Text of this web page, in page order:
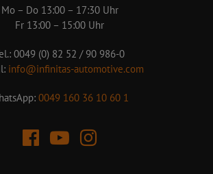
Mo – Do 13:00 – 17:30 Uhr
Fr 13:00 – 15:00 Uhr
0049 (0) 82 52 / 90 986-0
info@infinitas-automotive.com
0049 160 36 10 60 1